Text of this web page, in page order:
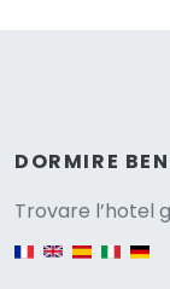
DORMIRE
Trovare l’hotel